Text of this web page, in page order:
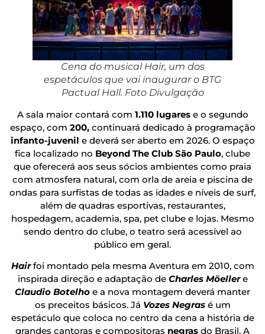
Cena do musical Hair, um dos
espetáculos que vai inaugurar o BTG
Pactual Hall. Foto Divulgação
A sala maior contará com 1.110 lugarese o segundo
espaço, com 200,continuará dedicado à programação
infanto-juvenil e deverá ser aberto em 2026. O espaço
fica localizado no Beyond The Club São Paulo, clube
que oferecerá aos seus sócios ambientes como praia
com atmosfera natural, com orla de areia e piscina de
ondas para surfistas de todas as idades e níveis de surf,
além de quadras esportivas, restaurantes,
hospedagem, academia, spa, pet clube e lojas. Mesmo
sendo dentro do clube, o teatro será acessível ao
público em geral.
Hairfoi montado pela mesma Aventura em 2010, com
inspirada direção e adaptação de Charles Möellere
Claudio Botelho e a nova montagem deverá manter
os preceitos básicos. Já Vozes Negrasé um
espetáculo que coloca no centro da cena a história de
grandes cantoras e compositoras negras do Brasil. A